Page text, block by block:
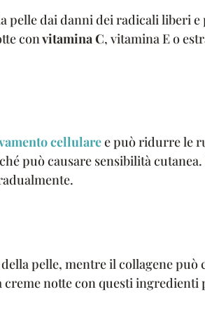
pelle dai danni dei radicali liberi e
convitamina C, vitamina E o
cellularee può ridurre le
può causare sensibilità
pelle, mentre il collagene può
notte con questi ingredienti